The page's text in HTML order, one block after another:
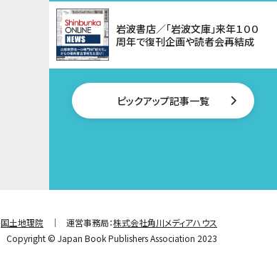
岩波書店／「岩波文庫」来年１００
周年で復刊企画や読者会再結成
ピックアップ記事一覧
国土地理院 運営事務局：株式会社角川メディアハウス
Copyright © Japan Book Publishers Association 2023